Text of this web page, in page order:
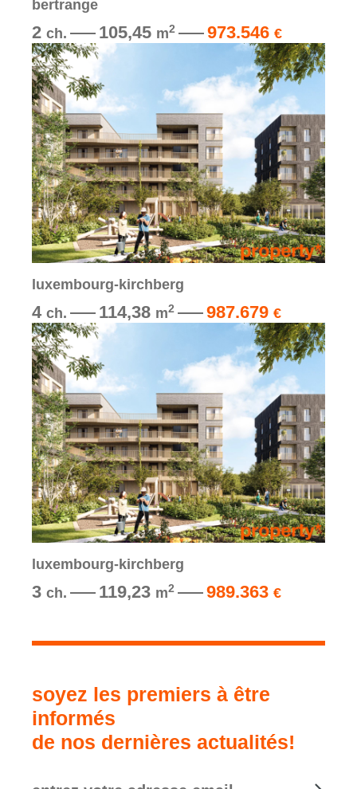
bertrange
2 ch. 105,45 m2 973.546 €
luxembourg-kirchberg
4 ch. 114,38 m2 987.679 €
luxembourg-kirchberg
3 ch. 119,23 m2 989.363 €
soyez les premiers à être
informés
de nos dernières actualités!